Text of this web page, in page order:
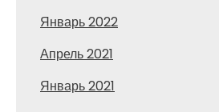
Январь 2022
Апрель 2021
Январь 2021